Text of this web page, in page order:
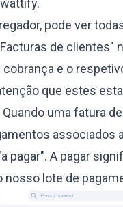
pode ver
de clientes"
e o
que estes
Quando uma fatura
associados
pagar". A pagar
nosso lote de